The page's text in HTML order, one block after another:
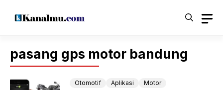
pasang gps motor bandung
Otomotif Aplikasi Motor